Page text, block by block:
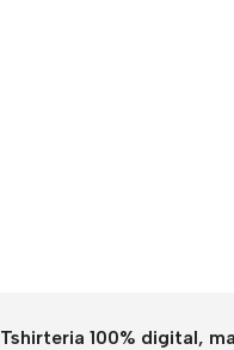
Tshirteria 100% digital,